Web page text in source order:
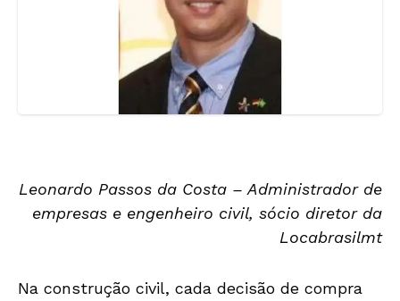
Leonardo Passos da Costa – Administrador de
empresas e engenheiro civil, sócio diretor da
Locabrasilmt
Na construção civil, cada decisão de compra